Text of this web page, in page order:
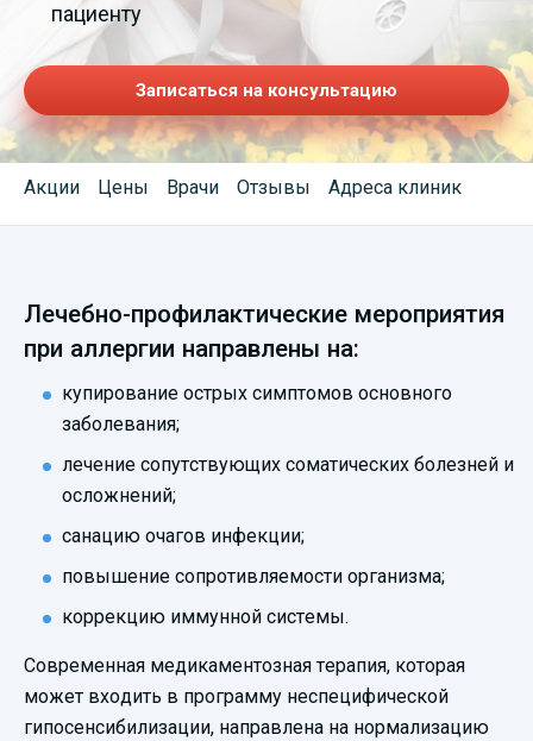
пациенту
Записаться на консультацию
Акции Цены Врачи Отзывы Адреса клиник
Лечебно-профилактические мероприятия
при аллергии направлены на:
купирование острых симптомов основного
заболевания;
лечение сопутствующих соматических болезней и
осложнений;
санацию очагов инфекции;
повышение сопротивляемости организма;
коррекцию иммунной системы.
Современная медикаментозная терапия, которая
может входить в программу неспецифической
гипосенсибилизации, направлена на нормализацию